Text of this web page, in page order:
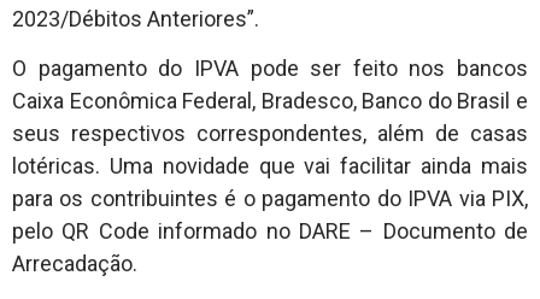
2023/Débitos Anteriores”.
O pagamento do IPVA pode ser feito nos bancos
Caixa Econômica Federal, Bradesco, Banco do Brasil e
seus respectivos correspondentes, além de casas
lotéricas. Uma novidade que vai facilitar ainda mais
para os contribuintes é o pagamento do IPVA via PIX,
pelo QR Code informado no DARE – Documento de
Arrecadação.